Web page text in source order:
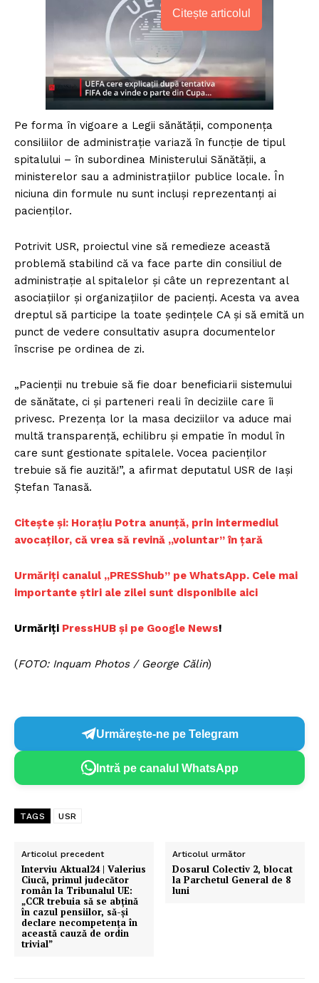
Citește articolul
Pe forma în vigoare a Legii sănătății, componența
consiliilor de administrație variază în funcție de tipul
spitalului – în subordinea Ministerului Sănătății, a
ministerelor sau a administrațiilor publice locale. În
niciuna din formule nu sunt incluși reprezentanți ai
pacienților.
Potrivit USR, proiectul vine să remedieze această
problemă stabilind că va face parte din consiliul de
administrație al spitalelor și câte un reprezentant al
asociațiilor și organizațiilor de pacienți. Acesta va avea
dreptul să participe la toate ședințele CA și să emită un
punct de vedere consultativ asupra documentelor
înscrise pe ordinea de zi.
„Pacienții nu trebuie să fie doar beneficiarii sistemului
de sănătate, ci și parteneri reali în deciziile care îi
privesc. Prezența lor la masa deciziilor va aduce mai
multă transparență, echilibru și empatie în modul în
care sunt gestionate spitalele. Vocea pacienților
trebuie să fie auzită!”, a afirmat deputatul USR de Iași
Ștefan Tanasă.
Citește și: Horațiu Potra anunță, prin intermediul
avocaților, că vrea să revină „voluntar” în țară
Urmăriți canalul „PRESShub” pe WhatsApp. Cele mai
importante știri ale zilei sunt disponibile aici
Urmăriți PressHUB și pe Google News!
(FOTO: Inquam Photos / George Călin)
Urmărește-ne pe Telegram
Intră pe canalul WhatsApp
TAGS USR
Articolul precedent
Interviu Aktual24 | Valerius
Ciucă, primul judecător
român la Tribunalul UE:
„CCR trebuia să se abțină
în cazul pensiilor, să-și
declare necompetența în
această cauză de ordin
trivial”
Articolul următor
Dosarul Colectiv 2, blocat
la Parchetul General de 8
luni